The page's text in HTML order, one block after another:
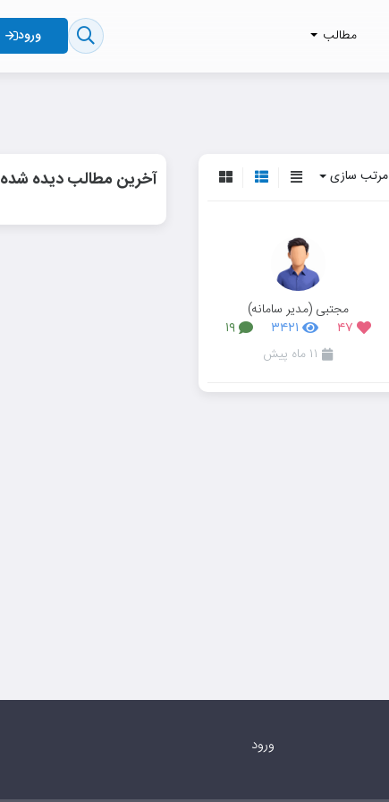
مطالب ورود
مرتب سازی
مجتبی (مدیر سامانه)
۴۷ ۳۴۲۱ ۱۹
۱۱ ماه پیش
آخرین مطالب دیده شده
ورود